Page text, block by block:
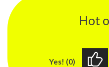
Hot
Yes! (0)